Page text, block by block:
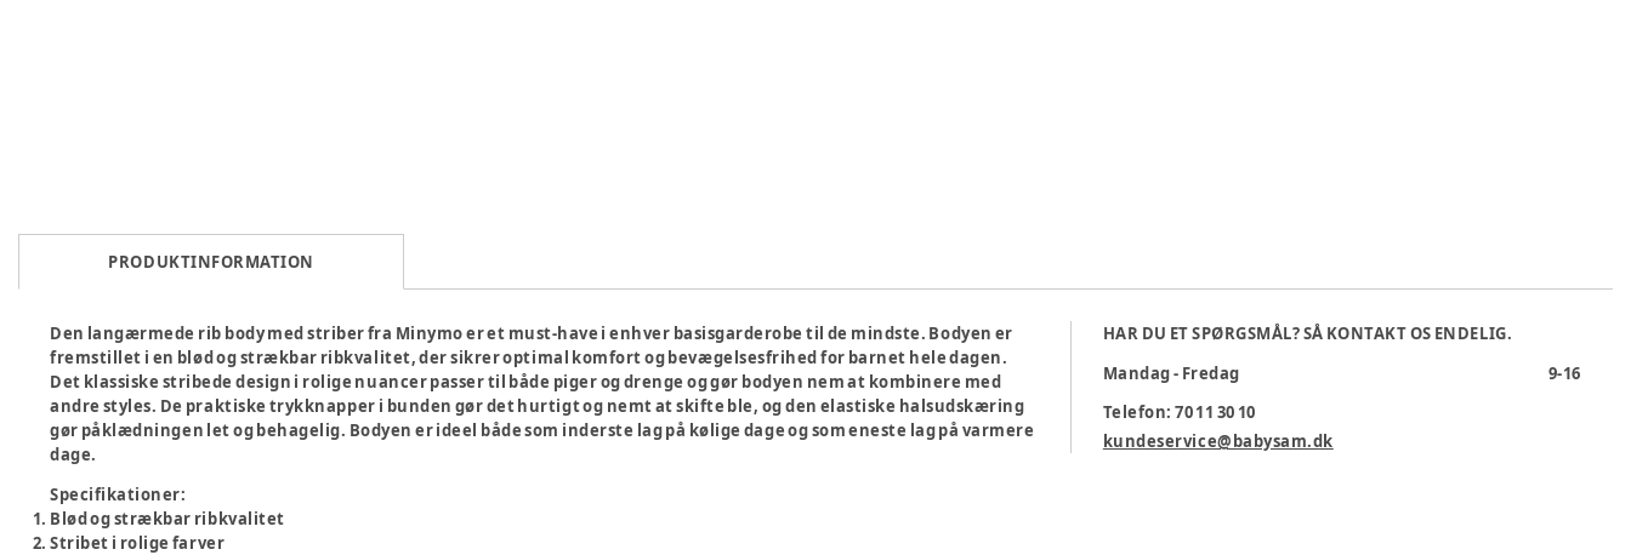
PRODUKTINFORMATION
Den langærmede rib body med striber fra Minymo er et must-have i enhver basisgarderobe til de mindste. Bodyen er
fremstillet i en blød og strækbar ribkvalitet, der sikrer optimal komfort og bevægelsesfrihed for barnet hele dagen.
Det klassiske stribede design i rolige nuancer passer til både piger og drenge og gør bodyen nem at kombinere med
andre styles. De praktiske trykknapper i bunden gør det hurtigt og nemt at skifte ble, og den elastiske halsudskæring
gør påklædningen let og behagelig. Bodyen er ideel både som inderste lag på kølige dage og som eneste lag på varmere
dage.
Specifikationer:
Blød og strækbar ribkvalitet
Stribet i rolige farver
HAR DU ET SPØRGSMÅL? SÅ KONTAKT OS ENDELIG.
Mandag - Fredag
9-16
Telefon: 70 11 30 10
kundeservice@babysam.dk